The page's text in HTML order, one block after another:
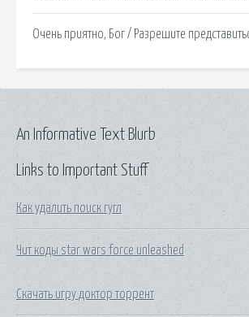
Очень приятно, Бог / Разрешите
Links to Important Stuff
Как удалить поиск гугл
Чит коды star wars force unleashed
Скачать игру доктор торрент
An Informative Text Blurb